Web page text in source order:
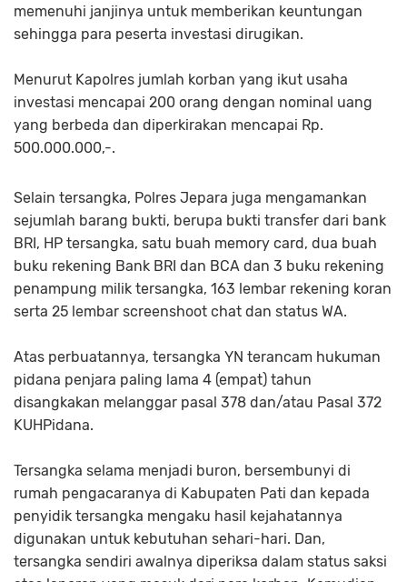
memenuhi janjinya untuk memberikan keuntungan
sehingga para peserta investasi dirugikan.
Menurut Kapolres jumlah korban yang ikut usaha
investasi mencapai 200 orang dengan nominal uang
yang berbeda dan diperkirakan mencapai Rp.
500.000.000,-.
Selain tersangka, Polres Jepara juga mengamankan
sejumlah barang bukti, berupa bukti transfer dari bank
BRI, HP tersangka, satu buah memory card, dua buah
buku rekening Bank BRI dan BCA dan 3 buku rekening
penampung milik tersangka, 163 lembar rekening koran
serta 25 lembar screenshoot chat dan status WA.
Atas perbuatannya, tersangka YN terancam hukuman
pidana penjara paling lama 4 (empat) tahun
disangkakan melanggar pasal 378 dan/atau Pasal 372
KUHPidana.
Tersangka selama menjadi buron, bersembunyi di
rumah pengacaranya di Kabupaten Pati dan kepada
penyidik tersangka mengaku hasil kejahatannya
digunakan untuk kebutuhan sehari-hari. Dan,
tersangka sendiri awalnya diperiksa dalam status saksi